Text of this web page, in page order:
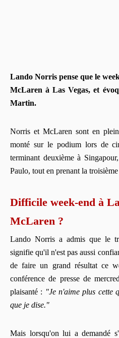
Lando Norris pense que le
McLaren à Las Vegas, et
Martin.
Norris et McLaren sont en
monté sur le podium lors de
terminant deuxième à
Paulo, tout en prenant la
Difficile week-end à
McLaren ?
Lando Norris a admis que le
signifie qu'il n'est pas aussi
de faire un grand résultat ce
conférence de presse de
plaisanté : "Je n'aime plus cette
que je dise."
Mais lorsqu'on lui a demandé